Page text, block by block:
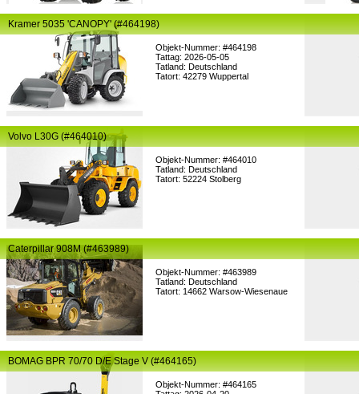
Objekt-Nummer: #464198
Tattag: 2026-05-05
Tatland: Deutschland
Tatort: 42279 Wuppertal
Kramer 5035 'CANOPY' (#464198)
Objekt-Nummer: #464010
Tatland: Deutschland
Tatort: 52224 Stolberg
Volvo L30G (#464010)
Objekt-Nummer: #463989
Tatland: Deutschland
Tatort: 14662 Warsow-Wiesenaue
Caterpillar 908M (#463989)
Objekt-Nummer: #464165
BOMAG BPR 70/70 D/E Stage V (#464165)